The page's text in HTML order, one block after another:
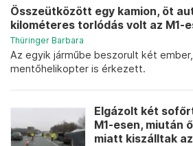
Összeütközött egy kamion, öt
kilométeres torlódás volt az M1-
Thüringer Barbara
Az egyik járműbe beszorult két
mentőhelikopter is érkezett.
Elgázolt két
M1-esen, miután
miatt kiszálltak